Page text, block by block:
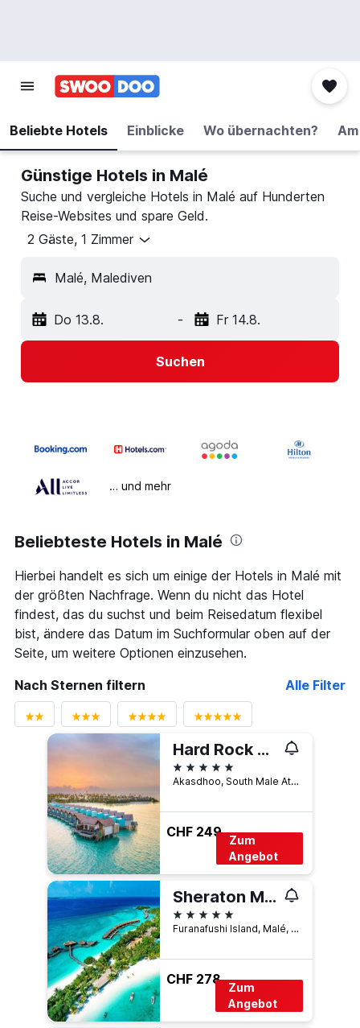
Beliebte Hotels Einblicke Wo übernachten?
Günstige Hotels in Malé
Suche und vergleiche Hotels in Malé auf Hunderten
Reise-Websites und spare Geld.
2 Gäste, 1 Zimmer
Malé, Malediven
Do 13.8. - Fr 14.8.
Suchen
… und mehr
Beliebteste Hotels in Malé
Hierbei handelt es sich um einige der Hotels in Malé mit
der größten Nachfrage. Wenn du nicht das Hotel
findest, das du suchst und beim Reisedatum flexibel
bist, ändere das Datum im Suchformular oben auf der
Seite, um weitere Optionen einzusehen.
Nach Sternen filtern
Alle Filter
Hard Rock Hotel Maldives - FREE shared speedboat for stays from 01st Mar to 31st Oct 2026
5 Sterne
Akasdhoo, South Male Atoll Male, Malé, Malediven
CHF 249
Zum
Angebot
Sheraton Maldives Full Moon Resort & Spa
5 Sterne
Furanafushi Island, Malé, Malediven
CHF 278
Zum
Angebot